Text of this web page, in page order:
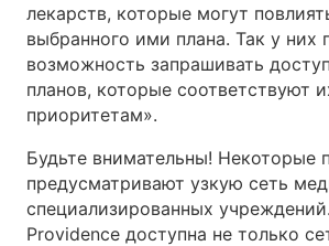
лекарств, которые могут
выбранного ими плана. Так у них
возможность запрашивать
планов, которые соответствуют
приоритетам».
Будьте внимательны! Некоторые
предусматривают узкую сеть
специализированных
Providence доступна не только